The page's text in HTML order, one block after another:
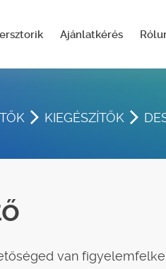
Ajánlatkérés
KIEGÉSZÍTŐK
van